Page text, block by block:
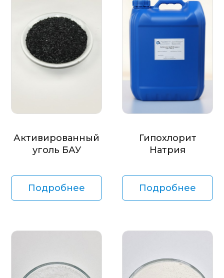
Активированный
уголь БАУ
Подробнее
Гипохлорит
Натрия
Подробнее